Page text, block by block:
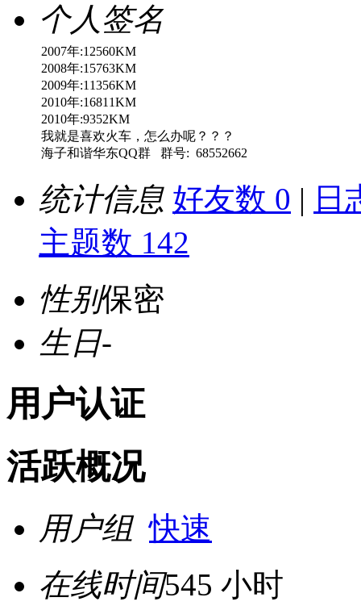
个人签名
2007年:12560KM
2008年:15763KM
2009年:11356KM
2010年:16811KM
2010年:9352KM
我就是喜欢火车，怎么办呢？？？
海子和谐华东QQ群 群号: 68552662
统计信息 好友数 0 | 日
主题数 142
性别保密
生日-
用户认证
活跃概况
用户组快速
在线时间545 小时